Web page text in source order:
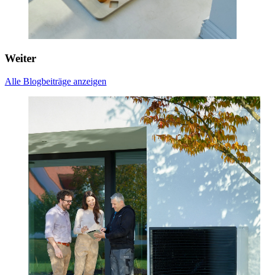
Weiter
Alle Blogbeiträge anzeigen